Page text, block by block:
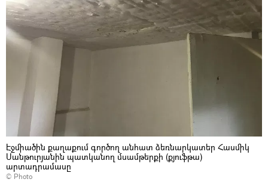
Էջմիածին քաղաքում գործող անհատ ձեռնարկատեր Հասմիկ
Սանթուրյանին պատկանող մսամթերքի (քյուֆթա)
արտադրամասը
© Photo